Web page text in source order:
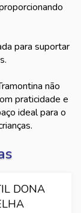
para suportar
não
praticidade e
ideal para o
DONA